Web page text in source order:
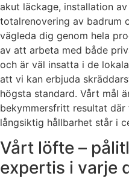
akut läckage, installation
totalrenovering av badrum
vägleda dig genom hela
av att arbeta med både
och är väl insatta i de
att vi kan erbjuda
högsta standard. Vårt mål
bekymmersfritt resultat
långsiktig hållbarhet står i
Vårt löfte –
expertis i varje